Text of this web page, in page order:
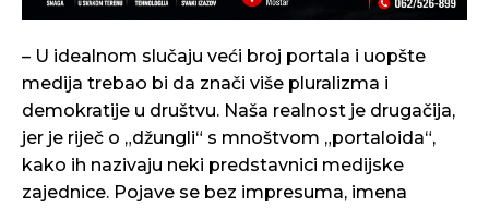
– U idealnom slučaju veći broj portala i uopšte
medija trebao bi da znači više pluralizma i
demokratije u društvu. Naša realnost je drugačija,
jer je riječ o „džungli“ s mnoštvom „portaloida“,
kako ih nazivaju neki predstavnici medijske
zajednice. Pojave se bez impresuma, imena